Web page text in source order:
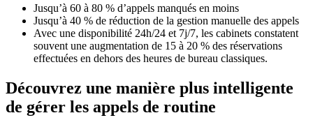
Jusqu’à 60 à 80 % d’appels manqués en moins
Jusqu’à 40 % de réduction de la gestion manuelle des appels
Avec une disponibilité 24h/24 et 7j/7, les cabinets constatent
souvent une augmentation de 15 à 20 % des réservations
effectuées en dehors des heures de bureau classiques.
Découvrez une manière plus intelligente
de gérer les appels de routine